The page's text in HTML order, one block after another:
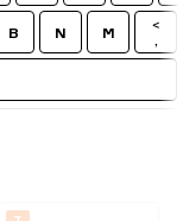
B N M
<
,